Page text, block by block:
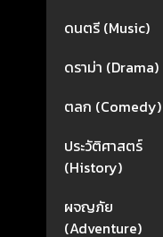
ดนตรี (Music)
ดราม่า (Drama)
ตลก (Comedy)
ประวัติศาสตร์
(History)
ผจญภัย
(Adventure)